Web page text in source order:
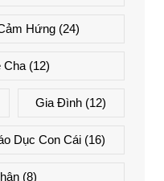
Hứng(24)
Cha (12)
Gia Đình (12)
Dục Con Cái(16)
(8)